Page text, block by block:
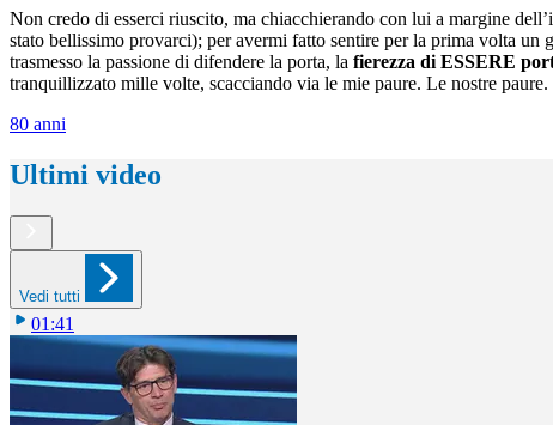
Non credo di esserci riuscito, ma chiacchierando con lui a margine
stato bellissimo provarci); per avermi fatto sentire per la prima volta
trasmesso la passione di difendere la porta, la fierezza di ESSERE
tranquillizzato mille volte, scacciando via le mie paure. Le nostre
80 anni
Ultimi video
Vedi tutti
01:41